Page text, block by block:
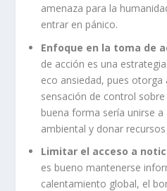
amenaza para la
entrar en pánico.
Enfoque en la toma de
de acción es una
eco ansiedad, pues otorga
sensación de control
buena forma sería unirse
ambiental y donar
Limitar el acceso a
es bueno mantenerse
calentamiento global, el